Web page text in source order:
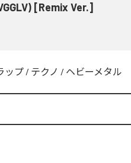
[Remix Ver.]
ップ / テクノ / ヘビーメタル